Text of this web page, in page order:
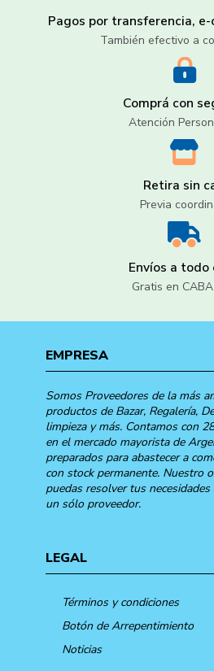
Pagos por transferencia,
También efectivo a
Comprá con
Atención
Retira sin
Previa
Envíos a todo
Gratis en
EMPRESA
Somos Proveedores de la más
productos de Bazar, Regalería,
limpieza y más. Contamos con
en el mercado mayorista de
preparados para abastecer a
con stock permanente. Nuestro
puedas resolver tus
un sólo proveedor.
LEGAL
Términos y condiciones
Botón de Arrepentimiento
Noticias